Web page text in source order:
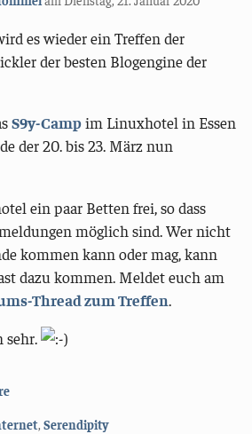
es wieder ein Treffen der
der besten Blogengine der
S9y-Campim Linuxhotel in Essen
der 20. bis 23. März nun
ein paar Betten frei, so dass
möglich sind. Wer nicht
kommen kann oder mag, kann
dazu kommen. Meldet euch am
Thread zum Treffen.
sehr.
,Serendipity